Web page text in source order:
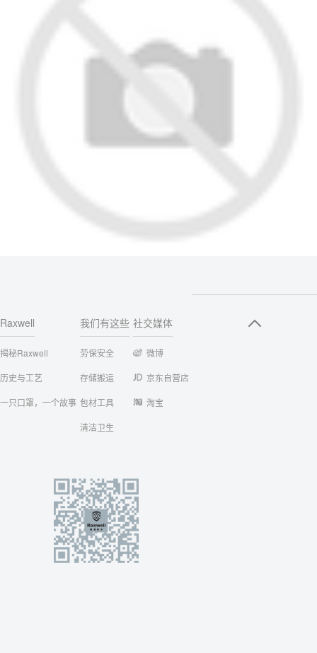
Raxwell
揭秘Raxwell
历史与工艺
一只口罩，一个故事
我们有这些
劳保安全
存储搬运
包材工具
清洁卫生
社交媒体
微博
京东自营店
淘宝